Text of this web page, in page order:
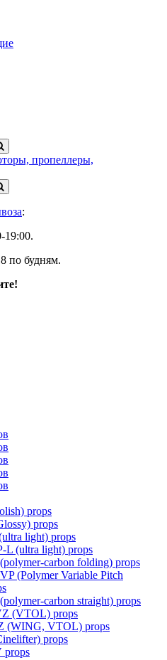
:
19:00.
по будням.
props
props
light) props
L (ultra light) props
carbon folding) props
(Polymer Variable Pitch
carbon straight) props
(VTOL) props
(WING, VTOL) props
props
props